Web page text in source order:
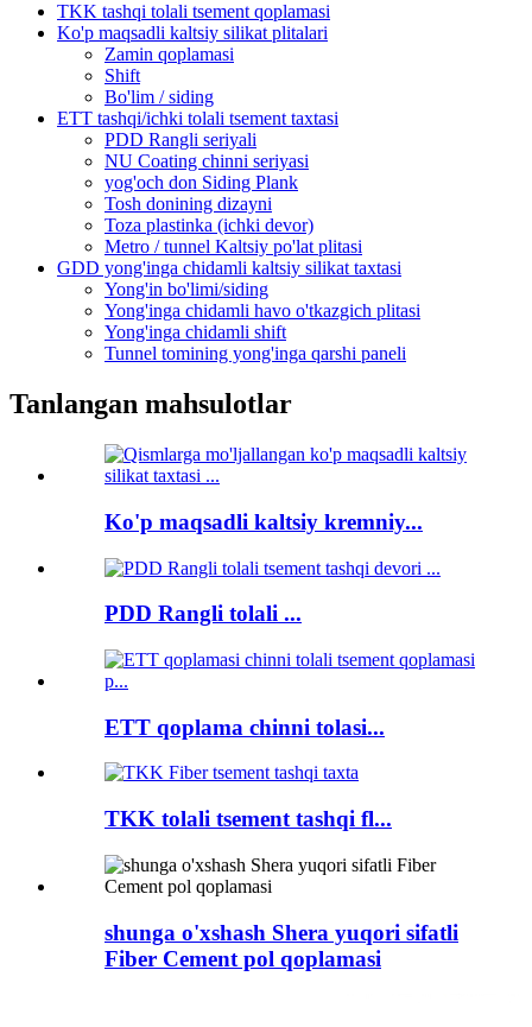
TKK tashqi tolali tsement qoplamasi
Ko'p maqsadli kaltsiy silikat plitalari
Zamin qoplamasi
Shift
Bo'lim / siding
ETT tashqi/ichki tolali tsement taxtasi
PDD Rangli seriyali
NU Coating chinni seriyasi
yog'och don Siding Plank
Tosh donining dizayni
Toza plastinka (ichki devor)
Metro / tunnel Kaltsiy po'lat plitasi
GDD yong'inga chidamli kaltsiy silikat taxtasi
Yong'in bo'limi/siding
Yong'inga chidamli havo o'tkazgich plitasi
Yong'inga chidamli shift
Tunnel tomining yong'inga qarshi paneli
Tanlangan mahsulotlar
Ko'p maqsadli kaltsiy kremniy...
PDD Rangli tolali ...
ETT qoplama chinni tolasi...
TKK tolali tsement tashqi fl...
shunga o'xshash Shera yuqori sifatli
Fiber Cement pol qoplamasi